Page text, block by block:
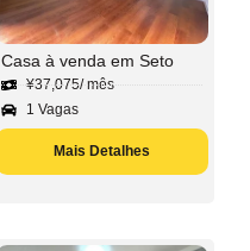
Casa à venda em Seto
¥37,075/ mês
1 Vagas
Mais Detalhes